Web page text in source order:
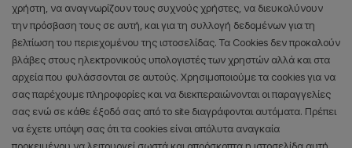
χρήστη, να αναγνωρίζουν τους συχνούς χρήστες, να διευκολύνουν
την πρόσβαση τους σε αυτή, και για τη συλλογή δεδομένων για τη
βελτίωση του περιεχομένου της ιστοσελίδας. Τα Cookies δεν προκαλούν
βλάβες στους ηλεκτρονικούς υπολογιστές των χρηστών αλλά και στα
αρχεία που φυλάσσονται σε αυτούς. Χρησιμοποιούμε τα cookies για να
σας παρέχουμε πληροφορίες και να διεκπεραιώνονται οι παραγγελίες
σας ενώ σε κάθε έξοδό σας από το site διαγράφονται αυτόματα. Πρέπει
να έχετε υπόψη σας ότι τα cookies είναι απόλυτα αναγκαία
προκειμένου να λειτουργεί σωστά και απρόσκοπτα η ιστοσελίδα αυτή.